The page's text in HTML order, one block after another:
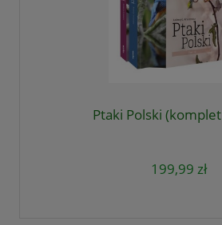
Ptaki Polski
199,99 zł